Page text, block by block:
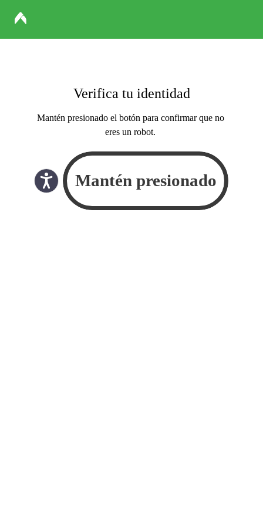
Verifica tu identidad
Mantén presionado el botón para confirmar que no
eres un robot.